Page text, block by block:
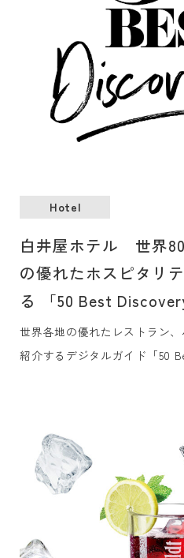
Hotel
白井屋ホテル 世界
の優れたホスピタリ
る 「50 Best
世界各地の優れたレストラン
紹介するデジタルガイド「50